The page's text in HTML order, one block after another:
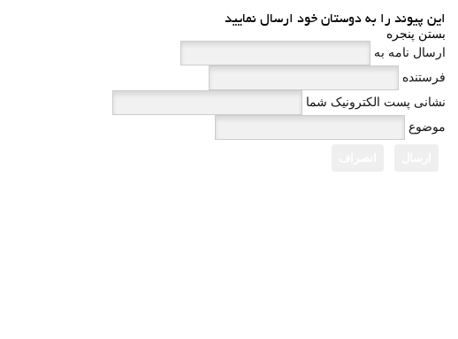
این پیوند را به دوستان خود ارسال نمایید
بستن پنجره
ارسال نامه به
فرستنده
نشانی پست الکترونیک شما
موضوع